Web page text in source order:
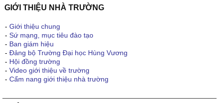
GIỚI THIỆU NHÀ TRƯỜNG
- Giới thiệu chung
- Sứ mạng, mục tiêu đào tạo
- Ban giám hiệu
- Đảng bộ Trường Đại học Hùng Vương
- Hội đồng trường
- Video giới thiệu về trường
- Cẩm nang giới thiệu nhà trường